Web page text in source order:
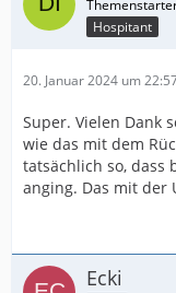
Hospitant
20. Januar 2024 um
Super. Vielen Dank
wie das mit dem
tatsächlich so, dass
anging. Das mit der
Ecki